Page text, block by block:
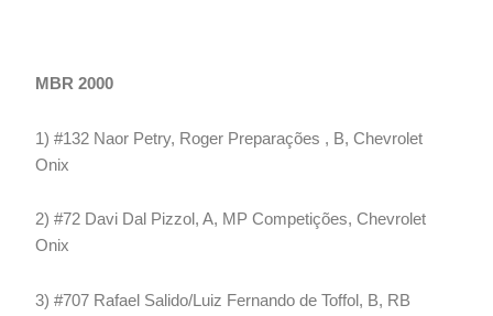
MBR 2000
1) #132 Naor Petry, Roger Preparações , B, Chevrolet
Onix
2) #72 Davi Dal Pizzol, A, MP Competições, Chevrolet
Onix
3) #707 Rafael Salido/Luiz Fernando de Toffol, B, RB